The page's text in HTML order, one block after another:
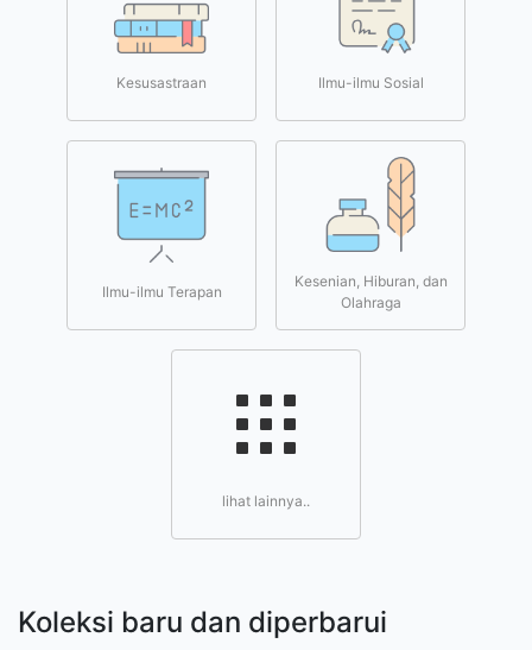
Kesusastraan Ilmu-ilmu Sosial
Ilmu-ilmu Terapan
Kesenian, Hiburan, dan
Olahraga
lihat lainnya..
Koleksi baru dan diperbarui